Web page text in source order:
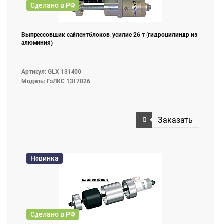
Сделано в РФ
Выпрессовщик сайлентблоков, усилие 26 т (гидроцилиндр из
алюминия)
Артикул: GLX 131400
Модель: ГэЛКС 1317026
Заказать
Новинка
Сделано в РФ